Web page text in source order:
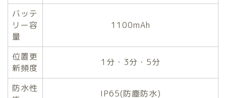
バッテ
リー容
量
1100mAh
位置更
新頻度
1分・3分・5分
防水性
IP65(防塵防水)